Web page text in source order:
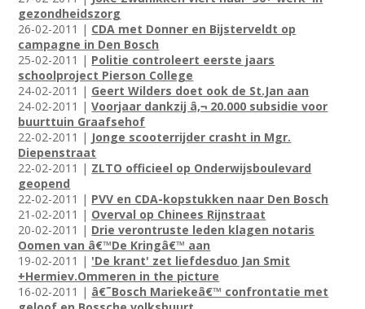
gezondheidszorg
26-02-2011 | CDA met Donner en Bijsterveldt op
campagne in Den Bosch
25-02-2011 | Politie controleert eerste jaars
schoolproject Pierson College
24-02-2011 | Geert Wilders doet ook de St.Jan aan
24-02-2011 |Voorjaar dankzij â‚¬ 20.000 subsidie voor
buurttuin Graafsehof
22-02-2011 | Jonge scooterrijder crasht in Mgr.
Diepenstraat
22-02-2011 | ZLTO officieel op Onderwijsboulevard
geopend
22-02-2011 | PVV en CDA-kopstukken naar Den Bosch
21-02-2011 | Overval op Chinees Rijnstraat
20-02-2011 | Drie verontruste leden klagen notaris
Oomen van â€™De Kringâ€™ aan
19-02-2011 | 'De krant' zet liefdesduo Jan Smit
+Hermiev.Ommeren in the picture
16-02-2011 | â€˜Bosch Mariekeâ€™ confrontatie met